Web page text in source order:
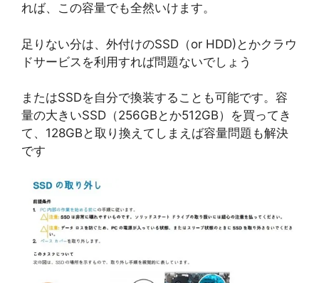
れば、この容量でも全然いけます。
足りない分は、外付けのSSD（or HDD)とかクラウ
ドサービスを利用すれば問題ないでしょう
またはSSDを自分で換装することも可能です。容
量の大きいSSD（256GBとか512GB）を買ってき
て、128GBと取り換えてしまえば容量問題も解決
です